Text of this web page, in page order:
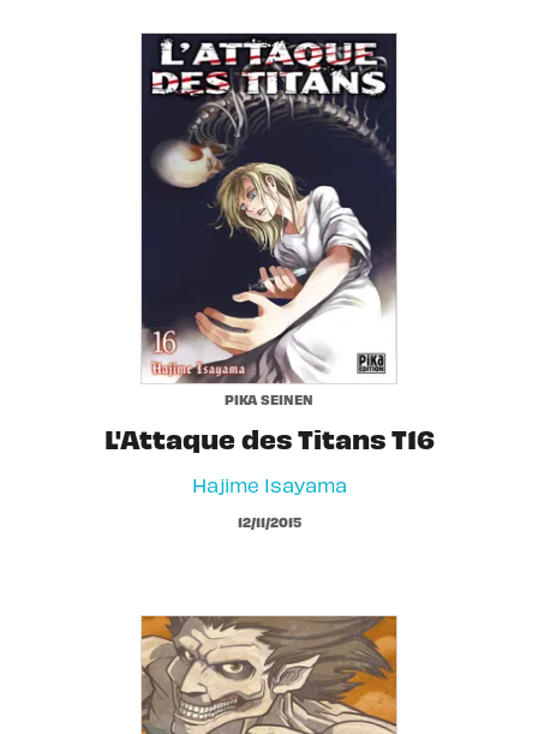
PIKA SEINEN
L'Attaque des Titans T16
Hajime Isayama
12/11/2015